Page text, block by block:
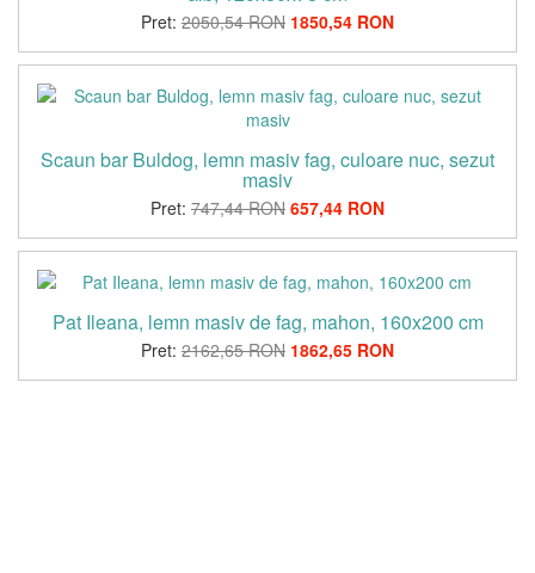
Pret: 2050,54 RON 1850,54 RON
Scaun bar Buldog, lemn masiv fag, culoare nuc, sezut
masiv
Pret: 747,44 RON 657,44 RON
Pat Ileana, lemn masiv de fag, mahon, 160x200 cm
Pret: 2162,65 RON 1862,65 RON